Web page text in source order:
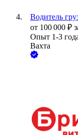
Водитель
от 100 000 ₽
Опыт 1-3
Вахта